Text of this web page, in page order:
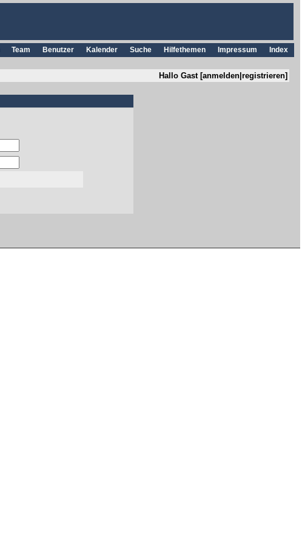
Index
Impressum
Hilfethemen
Suche
Kalender
Benutzer
Team
Hallo Gast [anmelden |registrieren]